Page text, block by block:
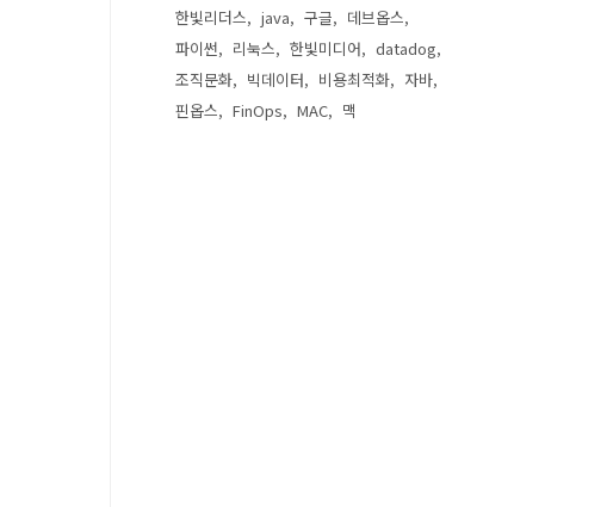
한빛리더스
java 구글
데브옵스
파이썬
리눅스 한빛미디어
datadog
조직문화
빅데이터 비용최적화
자바
핀옵스
FinOps MAC 맥